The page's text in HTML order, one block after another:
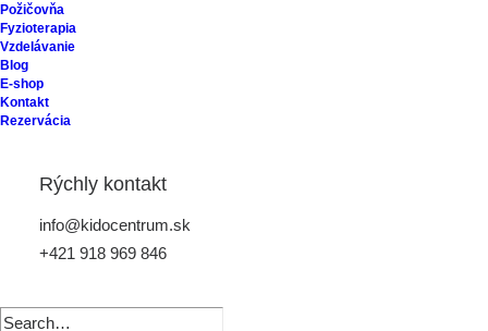
Požičovňa
Fyzioterapia
Vzdelávanie
Blog
E-shop
Kontakt
Rezervácia
Rýchly kontakt
info@kidocentrum.sk
+421 918 969 846